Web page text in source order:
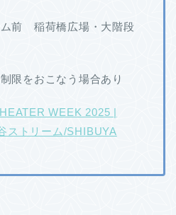
ム前 稲荷橋広場・大階段
限をおこなう場合あり
WEEK 2025 |
ストリーム/SHIBUYA